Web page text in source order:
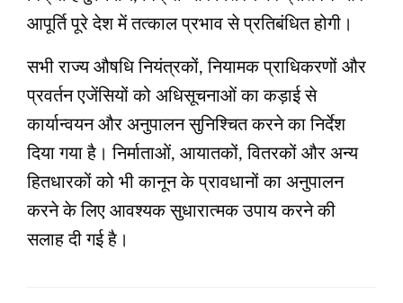
आपूर्ति पूरे देश में तत्काल प्रभाव से प्रतिबंधित होगी।
सभी राज्य औषधि नियंत्रकों, नियामक प्राधिकरणों और
प्रवर्तन एजेंसियों को अधिसूचनाओं का कड़ाई से
कार्यान्वयन और अनुपालन सुनिश्चित करने का निर्देश
दिया गया है। निर्माताओं, आयातकों, वितरकों और अन्य
हितधारकों को भी कानून के प्रावधानों का अनुपालन
करने के लिए आवश्यक सुधारात्मक उपाय करने की
सलाह दी गई है।